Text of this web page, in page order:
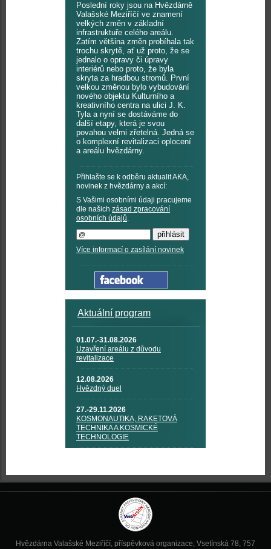
Poslední roky jsou na Hvězdárně
Valašské Meziříčí ve znamení
velkých změn v základní
infrastruktuře celého areálu.
Zatím většina změn probíhala tak
trochu skrytě, ať už proto, že se
jednalo o opravy či úpravy
interiérů nebo proto, že byla
skryta za hradbou stromů. První
velkou změnou bylo vybudování
nového objektu Kulturního a
kreativního centra na ulici J. K.
Tyla a nyní se dostáváme do
další etapy, která je svou
povahou velmi zřetelná. Jedná se
o komplexní revitalizaci oplocení
a areálu hvězdárny.
Přihlašte se k odběru aktualit AKA,
novinek z hvězdárny a akcí:
S Vašimi osobními údaji pracujeme
dle našich zásad zpracování
osobních údajů.
Více informací o zasílání novinek
Aktuální program
01.07.-31.08.2026
Uzavření areálu z důvodu
revitalizace
12.08.2026
Hvězdný duel
27.-29.11.2026
KOSMONAUTIKA, RAKETOVÁ
TECHNIKA A KOSMICKÉ
TECHNOLOGIE
Hvězdárna Valašské Meziříčí, příspěvková organizace, Vsetínská 78, 757